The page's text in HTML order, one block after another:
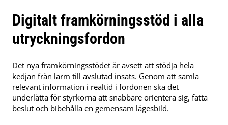
Digitalt framkörningsstöd i alla
utryckningsfordon
Det nya framkörningsstödet är avsett att stödja hela
kedjan från larm till avslutad insats. Genom att samla
relevant information i realtid i fordonen ska det
underlätta för styrkorna att snabbare orientera sig, fatta
beslut och bibehålla en gemensam lägesbild.